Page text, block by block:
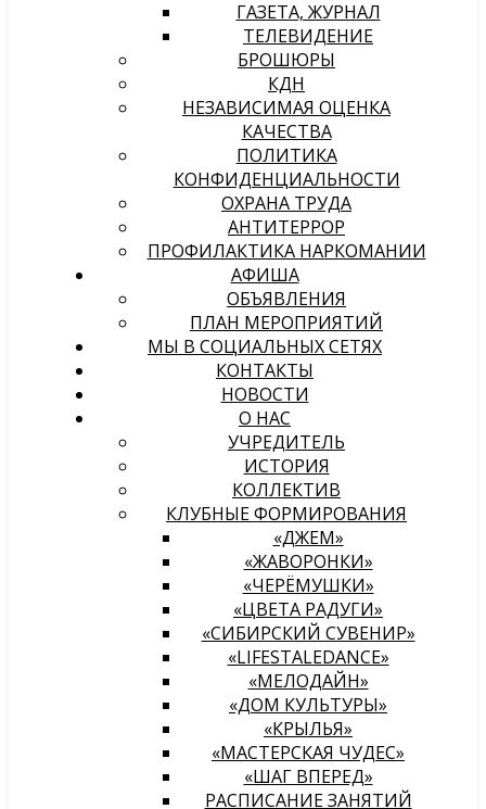
ГАЗЕТА, ЖУРНАЛ
ТЕЛЕВИДЕНИЕ
БРОШЮРЫ
КДН
НЕЗАВИСИМАЯ ОЦЕНКА
КАЧЕСТВА
ПОЛИТИКА
КОНФИДЕНЦИАЛЬНОСТИ
ОХРАНА ТРУДА
АНТИТЕРРОР
ПРОФИЛАКТИКА НАРКОМАНИИ
АФИША
ОБЪЯВЛЕНИЯ
ПЛАН МЕРОПРИЯТИЙ
МЫ В СОЦИАЛЬНЫХ СЕТЯХ
КОНТАКТЫ
НОВОСТИ
О НАС
УЧРЕДИТЕЛЬ
ИСТОРИЯ
КОЛЛЕКТИВ
КЛУБНЫЕ ФОРМИРОВАНИЯ
«ДЖЕМ»
«ЖАВОРОНКИ»
«ЧЕРЁМУШКИ»
«ЦВЕТА РАДУГИ»
«СИБИРСКИЙ СУВЕНИР»
«LIFESTALEDANCE»
«МЕЛОДАЙН»
«ДОМ КУЛЬТУРЫ»
«КРЫЛЬЯ»
«МАСТЕРСКАЯ ЧУДЕС»
«ШАГ ВПЕРЕД»
РАСПИСАНИЕ ЗАНЯТИЙ